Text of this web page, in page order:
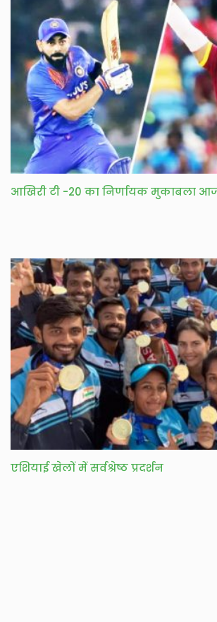
आखिरी टी -20 का निर्णायक मुकाबला
एशियाई खेलों में सर्वश्रेष्ठ प्रदर्शन